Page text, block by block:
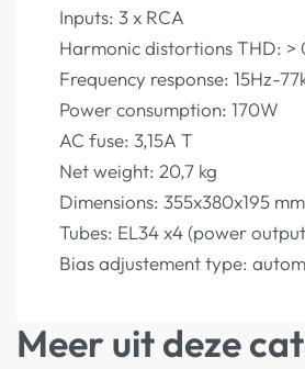
Inputs: 3 x RCA
Harmonic distortions THD: >
Frequency response: 15Hz-
Power consumption: 170W
AC fuse: 3,15A T
Net weight: 20,7 kg
Dimensions: 355x380x195 mm
Tubes: EL34 x4 (power
Bias adjustement type:
Meer uit deze